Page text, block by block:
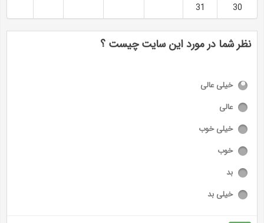
30
31
نظر شما در مورد این سایت چیست ؟
خیلی عالی
عالی
خیلی خوب
خوب
بد
خیلی بد